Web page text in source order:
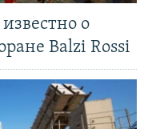
о
Balzi Rossi